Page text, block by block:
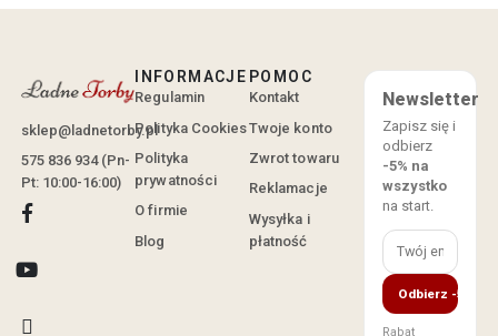
sklep@ladnetorby.pl
575 836 934 (Pn-
Pt: 10:00-16:00)
INFORMACJE
Regulamin
Polityka Cookies
Polityka
prywatności
O firmie
Blog
POMOC
Kontakt
Twoje konto
Zwrot towaru
Reklamacje
Wysyłka i
płatność
Newsletter
Zapisz się i
odbierz
-5% na
wszystko
na start.
Odbierz -5%
Rabat